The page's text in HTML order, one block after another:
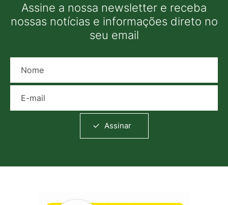
Assine a nossa newsletter e receba
nossas notícias e informações direto no
seu email
Assinar